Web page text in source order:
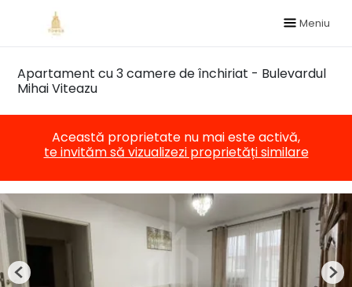
Meniu
Apartament cu 3 camere de închiriat - Bulevardul
Mihai Viteazu
Această proprietate nu mai este activă,
te invităm să vizualizezi proprietăți similare
Previous